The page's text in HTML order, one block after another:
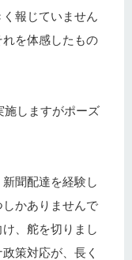
報じていません
を体感したもの
しますがポーズ
聞配達を経験し
かありませんで
、舵を切りまし
策対応が、長く